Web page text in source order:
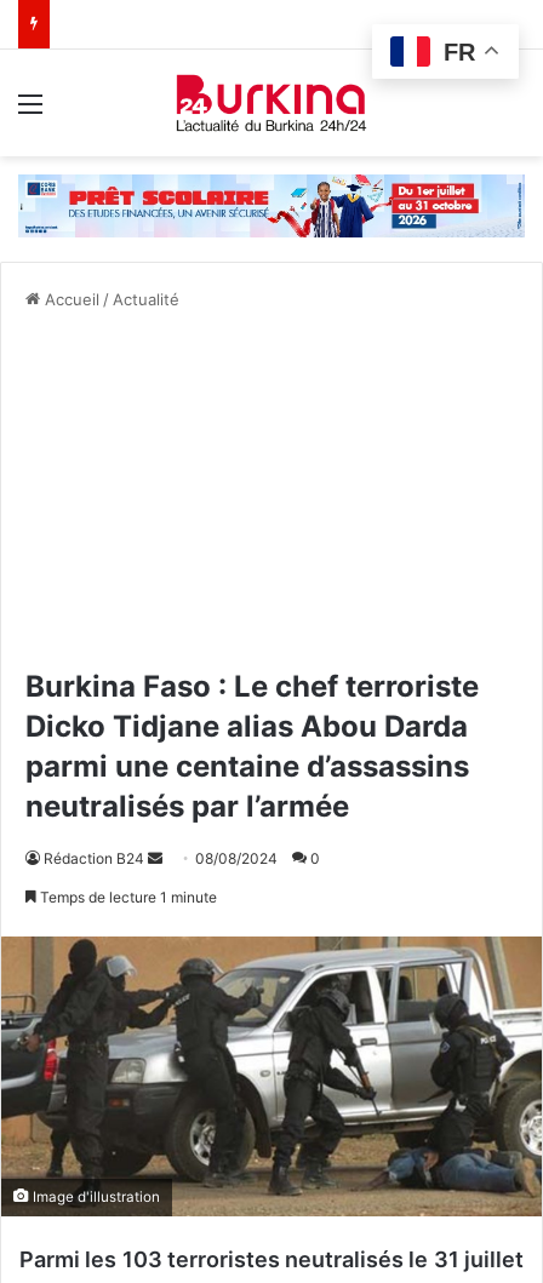
Accueil / Actualité
Burkina Faso : Le chef terroriste
Dicko Tidjane alias Abou Darda
parmi une centaine d’assassins
neutralisés par l’armée
Rédaction B24
e
r
u
n
u
08/08/2024 0
Temps de lecture 1 minute
Image d'illustration
Parmi les 103 terroristes neutralisés le 31 juillet
FR